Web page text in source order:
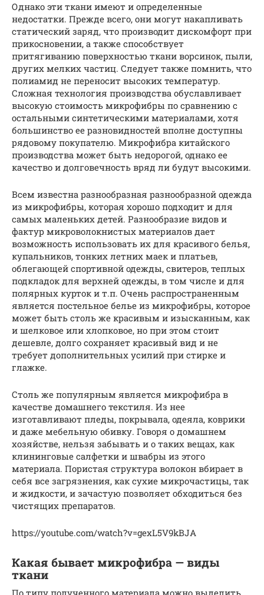
Однако эти ткани имеют и определенные
недостатки. Прежде всего, они могут накапливать
статический заряд, что производит дискомфорт при
прикосновении, а также способствует
притягиванию поверхностью ткани ворсинок, пыли,
других мелких частиц. Следует также помнить, что
полиамид не переносит высоких температур.
Сложная технология производства обуславливает
высокую стоимость микрофибры по сравнению с
остальными синтетическими материалами, хотя
большинство ее разновидностей вполне доступны
рядовому покупателю. Микрофибра китайского
производства может быть недорогой, однако ее
качество и долговечность вряд ли будут высокими.
Всем известна разнообразная разнообразной одежда
из микрофибры, которая хорошо подходит и для
самых маленьких детей. Разнообразие видов и
фактур микроволокнистых материалов дает
возможность использовать их для красивого белья,
купальников, тонких летних маек и платьев,
облегающей спортивной одежды, свитеров, теплых
подкладок для верхней одежды, в том числе и для
полярных курток и т.п. Очень распространенным
является постельное белье из микрофибры, которое
может быть столь же красивым и изысканным, как
и шелковое или хлопковое, но при этом стоит
дешевле, долго сохраняет красивый вид и не
требует дополнительных усилий при стирке и
глажке.
Столь же популярным является микрофибра в
качестве домашнего текстиля. Из нее
изготавливают пледы, покрывала, одеяла, коврики
и даже мебельную обивку. Говоря о домашнем
хозяйстве, нельзя забывать и о таких вещах, как
клининговые салфетки и швабры из этого
материала. Пористая структура волокон вбирает в
себя все загрязнения, как сухие микрочастицы, так
и жидкости, и зачастую позволяет обходиться без
чистящих препаратов.
https://youtube.com/watch?v=gexL5V9kBJA
Какая бывает микрофибра — виды
ткани
По типу полученного материала можно выделить